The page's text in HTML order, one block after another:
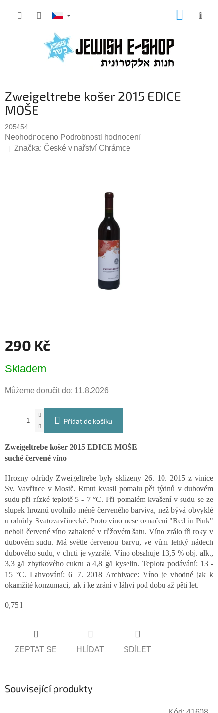
Zweigeltrebe košer 2015 EDICE
MOŠE
205454
Průměrné
hodnocení
Neohodnoceno Podrobnosti hodnocení
Značka: České vinařství Chrámce
290 Kč
cena:
Skladem
Můžeme doručit do: 11.8.2026
Přidat do košíku
Zweigeltrebe košer 2015 EDICE MOŠE
suché červené víno
Hrozny odrůdy Zweigeltrebe byly sklizeny 26. 10. 2015 z vinice
Sv. Vavřince v Mostě. Rmut kvasil pomalu pět týdnů v dubovém
sudu při nízké teplotě 5 - 7 °C. Při pomalém kvašení v sudu se ze
slupek hroznů uvolnilo méně červeného barviva, než bývá obvyklé
u odrůdy Svatovavřinecké. Proto víno nese označení "Red in Pink"
neboli červené víno zahalené v růžovém šatu. Víno zrálo tři roky v
dubovém sudu. Má světle červenou barvu, ve vůni lehký nádech
dubového sudu, v chuti je vyzrálé. Víno obsahuje 13,5 % obj. alk.,
3,3 g/l zbytkového cukru a 4,8 g/l kyselin. Teplota podávání: 13 -
15 °C. Lahvování: 6. 7. 2018 Archivace: Víno je vhodné jak k
okamžité konzumaci, tak i ke zrání v láhvi pod dobu až pěti let.
0,75 l
ZEPTAT SE HLÍDAT SDÍLET
Související produkty